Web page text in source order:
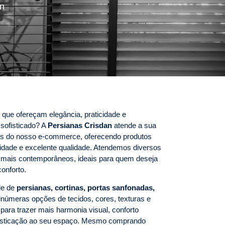
que ofereçam elegância, praticidade e
A Persianas Crisdanatende a sua
do nosso e-commerce, oferecendo produtos
e excelente qualidade. Atendemos diversos
contemporâneos, ideais para quem deseja
de persianas, cortinas, portas sanfonadas,
opções de tecidos, cores, texturas e
trazer mais harmonia visual, conforto
ao seu espaço. Mesmo comprando